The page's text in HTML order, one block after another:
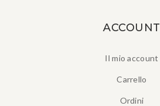
ACCOUNT
Il mio account
Carrello
Ordini